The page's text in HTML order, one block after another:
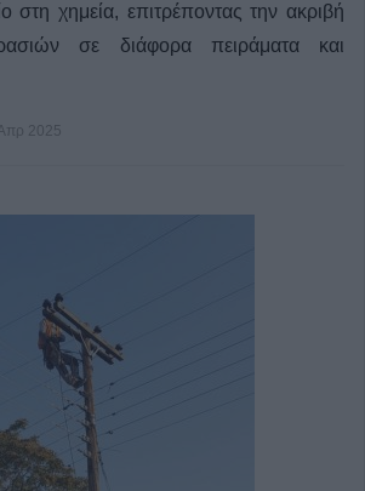
στη χημεία, επιτρέποντας την ακριβή
σε διάφορα πειράματα και
Απρ 2025